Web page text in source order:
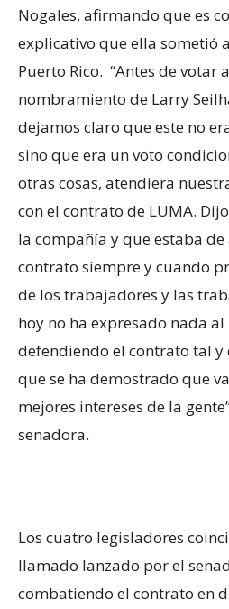
Nogales, afirmando que es
explicativo que ella sometió
Puerto Rico. “Antes de votar
nombramiento de Larry
dejamos claro que este no
sino que era un voto
otras cosas, atendiera
con el contrato de LUMA.
la compañía y que estaba de
contrato siempre y cuando
de los trabajadores y las
hoy no ha expresado nada
defendiendo el contrato tal y
que se ha demostrado que
mejores intereses de la
senadora.
Los cuatro legisladores
llamado lanzado por el
combatiendo el contrato en